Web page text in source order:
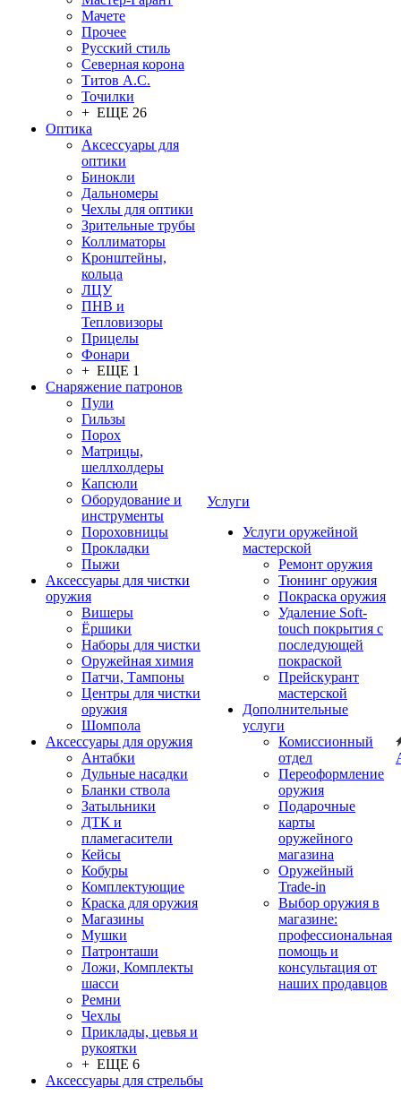
Мачете
Прочее
Русский стиль
Северная корона
Титов А.С.
Точилки
+ ЕЩЕ 26
Оптика
Аксессуары для
оптики
Бинокли
Дальномеры
Чехлы для оптики
Зрительные трубы
Коллиматоры
Кронштейны,
кольца
ЛЦУ
ПНВ и
Тепловизоры
Прицелы
Фонари
+ ЕЩЕ 1
Снаряжение патронов
Пули
Гильзы
Порох
Матрицы,
шеллхолдеры
Капсюли
Оборудование и
инструменты
Пороховницы
Прокладки
Пыжи
Аксессуары для чистки
оружия
Вишеры
Ёршики
Наборы для чистки
Оружейная химия
Патчи, Тампоны
Центры для чистки
оружия
Шомпола
Аксессуары для оружия
Антабки
Дульные насадки
Бланки ствола
Затыльники
ДТК и
пламегасители
Кейсы
Кобуры
Комплектующие
Краска для оружия
Магазины
Мушки
Патронташи
Ложи, Комплекты
шасси
Ремни
Чехлы
Приклады, цевья и
рукоятки
+ ЕЩЕ 6
Аксессуары для стрельбы
Услуги
Услуги оружейной
мастерской
Ремонт оружия
Тюнинг оружия
Покраска оружия
Удаление Soft-
touch покрытия с
последующей
покраской
Прейскурант
мастерской
Дополнительные
услуги
Комиссионный
отдел
Переоформление
оружия
Подарочные
карты
оружейного
магазина
Оружейный
Trade-in
Выбор оружия в
магазине:
профессиональная
помощь и
консультация от
наших продавцов